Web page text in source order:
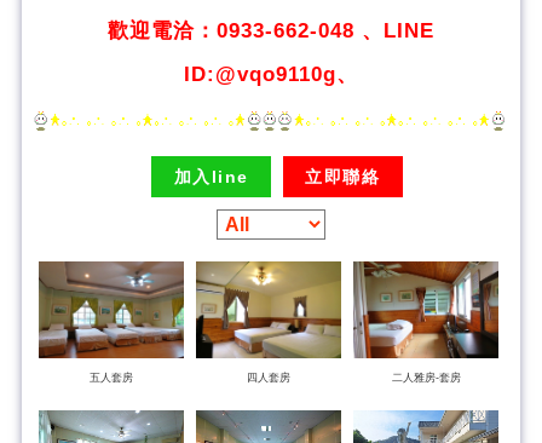
歡迎電洽：0933-662-048 、LINE
ID:@vqo9110g、
加入line 立即聯絡
五人套房 四人套房 二人雅房-套房